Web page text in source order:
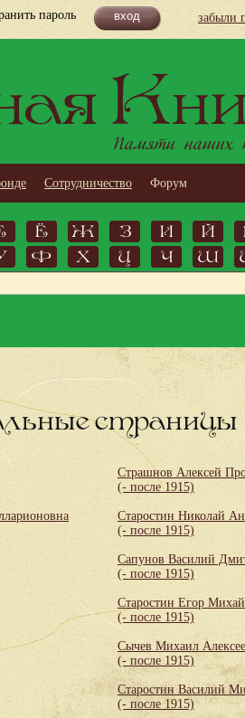
пароль забыли
Памяти наших
Сотрудничество Форум
Ё Ж З И Й
Ф Х Ц Ч Ш
страницы
Страшнов Алексей
(- после 1915)
Старостин Николай
(- после 1915)
Сапунов Василий
(- после 1915)
Старостин Егор
(- после 1915)
Сычев Михаил
(- после 1915)
Старостин Василий
(- после 1915)